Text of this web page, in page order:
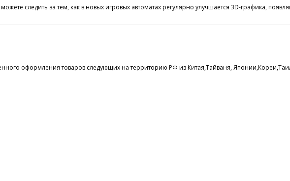
следить за тем, как в новых игровых автоматах регулярно улучшается 3D-графика,
оформления товаров следующих на территорию РФ из Китая,Тайваня,